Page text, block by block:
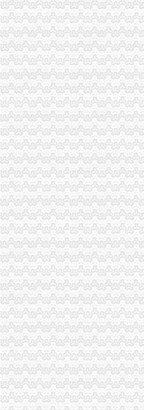
《中华共和国海关报关企业报关
如何办理报关注册登记证即海关
《中华共和国海关报关单位注册
中华共和国海关报关单位注册登
如何办理海关报关登记证书_已解
广州海关：报关注册登记证书换
关于海关报关登记证和IC卡-报关
2014年海关报关注册登记证书还
海关进出口货物收发货人报关注
中华共和国海关报关企业报关注
海关报关注册登记证书到期了,如
杭州海关：海关报关登记证书[]-
申请海关报关单位注册登记证书,
[华东]海关自理报关注册登记证书
企业报关注册登记证书过期
福清海关积做好《报关注册登记
报关单位尽快换领新版注册登记
海关报关登记证书如何换证_已解
报关员答疑精选：海关自理报关
宁波海关对报关注册登记证书换
一般贸易报关,海关报关注册登记
更换海关注册登记证书后仍无报
宁波海关对报关注册登记证书换
海关进出口货物收发货人报关注
拱北海关：咨询报关企业注册登
关于海关办理IC卡和报关登记证
海关进出口货物收发货人报关注
[06-30]哪位YUYU知道海关报关